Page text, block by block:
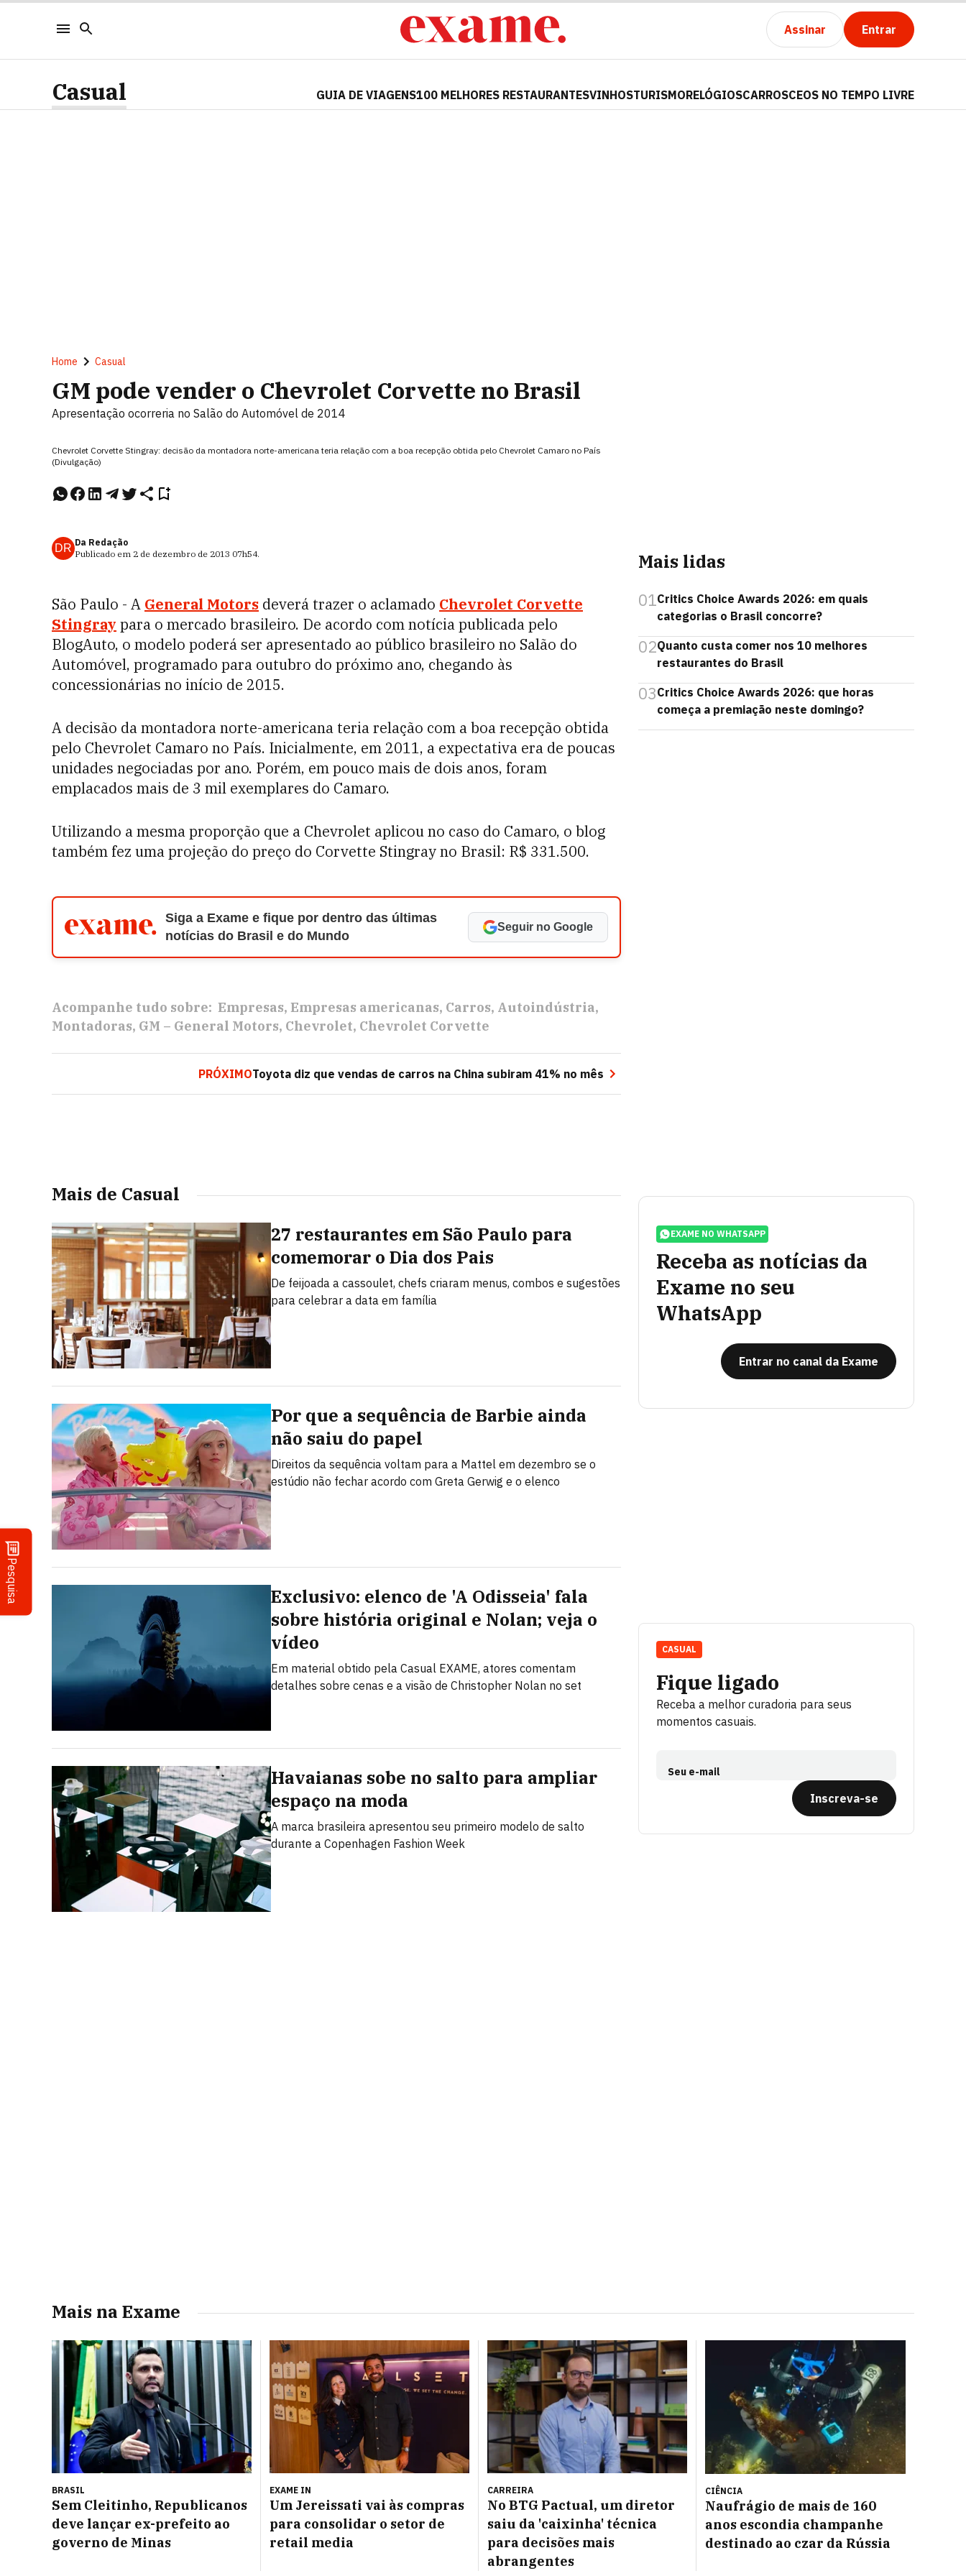
Assinar Entrar
Pesquisa
Casual GUIA DE VIAGENS100 MELHORES RESTAURANTESVINHOSTURISMORELÓGIOSCARROSCEOS NO TEMPO LIVRE
Home Casual
GM pode vender o Chevrolet Corvette no Brasil
Apresentação ocorreria no Salão do Automóvel de 2014
Chevrolet Corvette Stingray: decisão da montadora norte-americana teria relação com a boa recepção obtida pelo Chevrolet Camaro no País
(Divulgação)
DR Da Redação
Publicado em 2 de dezembro de 2013 07h54.
São Paulo - A General Motors deverá trazer o aclamado Chevrolet Corvette
Stingray para o mercado brasileiro. De acordo com notícia publicada pelo
BlogAuto, o modelo poderá ser apresentado ao público brasileiro no Salão do
Automóvel, programado para outubro do próximo ano, chegando às
concessionárias no início de 2015.
A decisão da montadora norte-americana teria relação com a boa recepção obtida
pelo Chevrolet Camaro no País. Inicialmente, em 2011, a expectativa era de poucas
unidades negociadas por ano. Porém, em pouco mais de dois anos, foram
emplacados mais de 3 mil exemplares do Camaro.
Utilizando a mesma proporção que a Chevrolet aplicou no caso do Camaro, o blog
também fez uma projeção do preço do Corvette Stingray no Brasil: R$ 331.500.
Siga a Exame e fique por dentro das últimas
notícias do Brasil e do Mundo
Seguir no Google
Acompanhe tudo sobre: Empresas Empresas americanas Carros Autoindústria
Montadoras GM – General Motors Chevrolet Chevrolet Corvette
PRÓXIMOToyota diz que vendas de carros na China subiram 41% no mês
Mais de Casual
27 restaurantes em São Paulo para
comemorar o Dia dos Pais
De feijoada a cassoulet, chefs criaram menus, combos e sugestões
para celebrar a data em família
Por que a sequência de Barbie ainda
não saiu do papel
Direitos da sequência voltam para a Mattel em dezembro se o
estúdio não fechar acordo com Greta Gerwig e o elenco
Exclusivo: elenco de 'A Odisseia' fala
sobre história original e Nolan; veja o
vídeo
Em material obtido pela Casual EXAME, atores comentam
detalhes sobre cenas e a visão de Christopher Nolan no set
Havaianas sobe no salto para ampliar
espaço na moda
A marca brasileira apresentou seu primeiro modelo de salto
durante a Copenhagen Fashion Week
Mais lidas
01Critics Choice Awards 2026: em quais
categorias o Brasil concorre?
02Quanto custa comer nos 10 melhores
restaurantes do Brasil
03Critics Choice Awards 2026: que horas
começa a premiação neste domingo?
EXAME NO WHATSAPP
Receba as notícias da
Exame no seu
WhatsApp
Entrar no canal da Exame
Fique ligado
Receba a melhor curadoria para seus
momentos casuais.
Seu e-mail
Inscreva-se
CASUAL
Mais na Exame
BRASIL
Sem Cleitinho, Republicanos
deve lançar ex-prefeito ao
governo de Minas
EXAME IN
Um Jereissati vai às compras
para consolidar o setor de
retail media
CARREIRA
No BTG Pactual, um diretor
saiu da 'caixinha' técnica
para decisões mais
abrangentes
CIÊNCIA
Naufrágio de mais de 160
anos escondia champanhe
destinado ao czar da Rússia